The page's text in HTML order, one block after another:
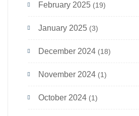
February 2025 (19)
January 2025 (3)
December 2024 (18)
November 2024 (1)
October 2024 (1)